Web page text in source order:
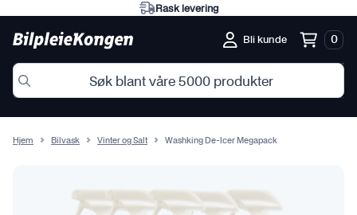
Eksperter på norske forhold
Bli kunde 0
Hjem Bilvask Vinter og Salt Washking De-Icer Megapack